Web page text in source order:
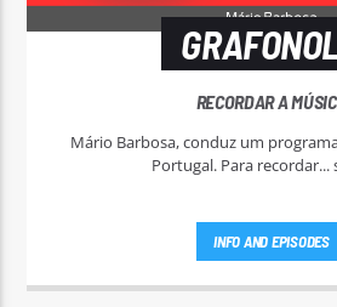
RECORDAR A
Mário Barbosa, conduz um
Portugal. Para recordar...
INFO AND EPISODES